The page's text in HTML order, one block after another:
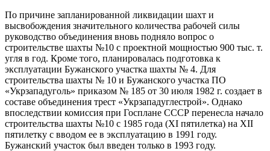
По причине запланированной ликвидации шахт и
высвобождения значительного количества рабочей силы
руководство объединения вновь подняло вопрос о
строительстве шахты №10 с проектной мощностью 900 тыс. т.
угля в год. Кроме того, планировалась подготовка к
эксплуатации Бужанского участка шахты № 4. Для
строительства шахты № 10 и Бужанского участка ПО
«Укрзападуголь» приказом № 185 от 30 июля 1982 г. создает в
составе объединения трест «Укрзападуглестрой». Однако
впоследствии комиссия при Госплане СССР перенесла начало
строительства шахты №10 с 1985 года (ХІ пятилетка) на ХІІ
пятилетку с вводом ее в эксплуатацию в 1991 году.
Бужанский участок был введен только в 1993 году.